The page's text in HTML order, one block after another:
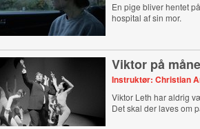
En pige bliver hentet
hospital af sin mor.
Viktor på
Instruktør: Christian
Viktor Leth har aldrig
Det skal der laves om